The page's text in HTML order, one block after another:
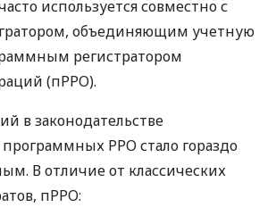
используется совместно с
объединяющим учетную
регистратором
(пРРО).
в законодательстве
РРО стало гораздо
В отличие от классических
пРРО: